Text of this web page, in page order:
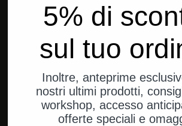
5% di
sul tuo
Inoltre, anteprime
nostri ultimi prodotti,
workshop, accesso
offerte speciali e